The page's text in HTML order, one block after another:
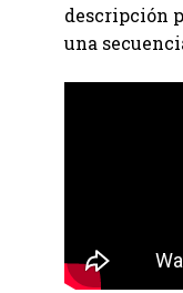
descripción
una